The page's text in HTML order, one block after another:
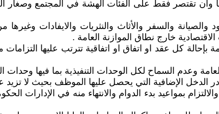
وان تقتصر فقط على الفئات الهشة في المجتمع وصغار
والصيانة والسفر والأثاث والنثريات والايفادات
خارج نطاق الموازنة العامة .
بإحالة كل عقد او اتفاق او اتفاقية تترتب عليها
بمواعيد بدء الدوام والانتهاء منه في